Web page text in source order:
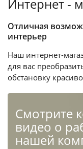
Интернет -
Отличная
интерьер
Наш интернет-
для вас
обстановку
Cмотрите
видео о
нашей